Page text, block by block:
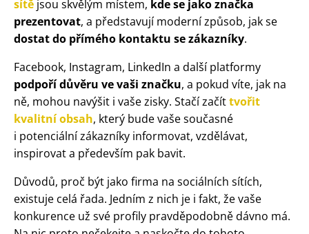
sítě jsou skvělým místem, kde se jako značka
prezentovat, a představují moderní způsob, jak se
dostat do přímého kontaktu se zákazníky.
Facebook, Instagram, LinkedIn a další platformy
podpoří důvěru ve vaši značku, a pokud víte, jak na
ně, mohou navýšit i vaše zisky. Stačí začíttvořit
kvalitní obsah, který bude vaše současné
i potenciální zákazníky informovat, vzdělávat,
inspirovat a především pak bavit.
Důvodů, proč být jako firma na sociálních sítích,
existuje celá řada. Jedním z nich je i fakt, že vaše
konkurence už své profily pravděpodobně dávno má.